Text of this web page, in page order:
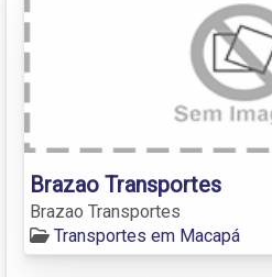
Brazao Transportes
Brazao Transportes
Transportes em Macapá